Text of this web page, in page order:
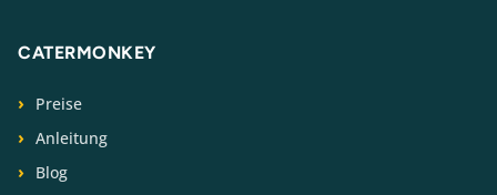
CATERMONKEY
Preise
Anleitung
Blog